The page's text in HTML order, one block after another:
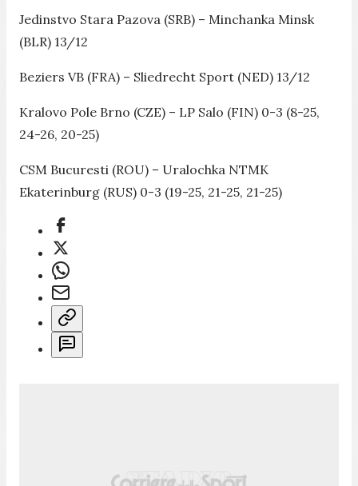
Jedinstvo Stara Pazova (SRB) – Minchanka Minsk
(BLR) 13/12
Beziers VB (FRA) – Sliedrecht Sport (NED) 13/12
Kralovo Pole Brno (CZE) – LP Salo (FIN) 0-3 (8-25,
24-26, 20-25)
CSM Bucuresti (ROU) – Uralochka NTMK
Ekaterinburg (RUS) 0-3 (19-25, 21-25, 21-25)